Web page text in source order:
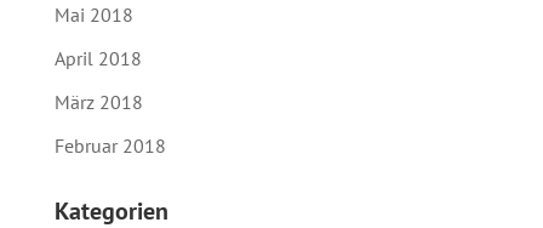
Mai 2018
April 2018
März 2018
Februar 2018
Kategorien